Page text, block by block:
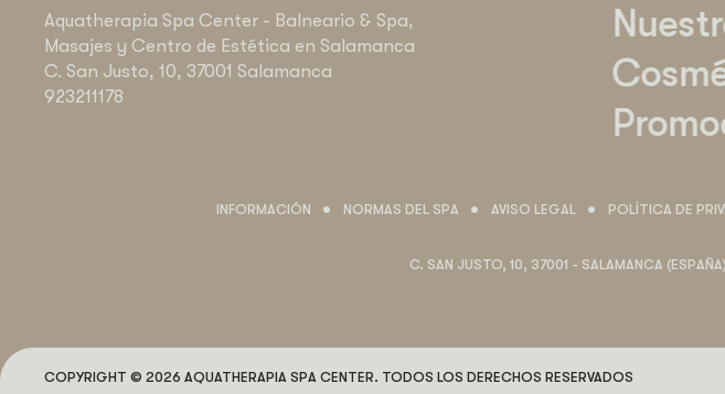
Aquatherapia Spa Center - Balneario & Spa,
Masajes y Centro de Estética en Salamanca
C. San Justo, 10, 37001 Salamanca
923211178
INFORMACIÓN NORMAS DEL SPA AVISO LEGAL POLÍTICA DE
C. SAN JUSTO, 10, 37001 - SALAMANCA (ESPAÑA)
COPYRIGHT © 2026 AQUATHERAPIA SPA CENTER. TODOS LOS DERECHOS RESERVADOS